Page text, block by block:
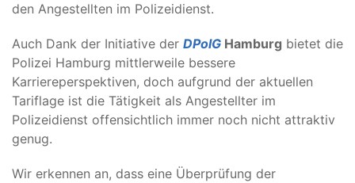
den Angestellten im Polizeidienst.
Auch Dank der Initiative der DPolG Hamburg bietet die
Polizei Hamburg mittlerweile bessere
Karriereperspektiven, doch aufgrund der aktuellen
Tariflage ist die Tätigkeit als Angestellter im
Polizeidienst offensichtlich immer noch nicht attraktiv
genug.
Wir erkennen an, dass eine Überprüfung der